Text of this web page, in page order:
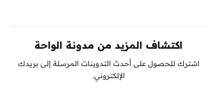
اكتشاف المزيد من مدونة الواحة
اشترك للحصول على أحدث التدوينات المرسلة إلى بريدك
الإلكتروني.